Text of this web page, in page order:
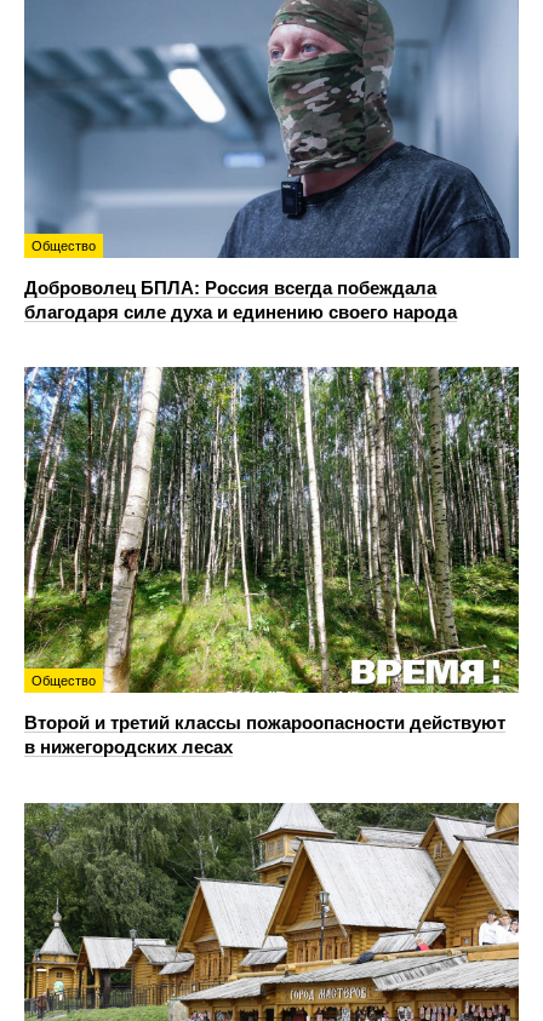
Общество
Доброволец БПЛА: Россия всегда побеждала
благодаря силе духа и единению своего народа
Общество
Второй и третий классы пожароопасности действуют
в нижегородских лесах